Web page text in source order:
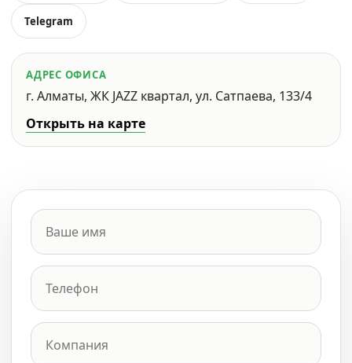
Telegram
АДРЕС ОФИСА
г. Алматы, ЖК JAZZ квартал, ул. Сатпаева, 133/4
Открыть на карте